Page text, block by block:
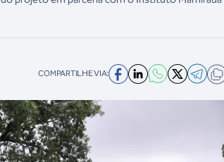
COMPARTILHE VIA: